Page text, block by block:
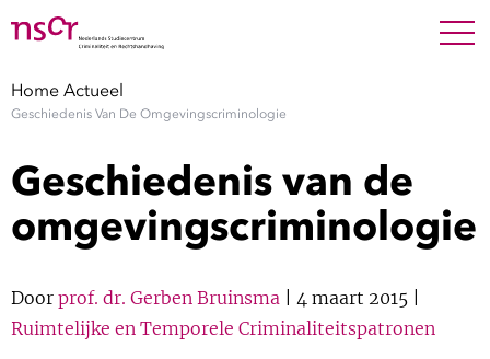
Medewerkers
Publicaties
Home Actueel
Geschiedenis Van De Omgevingscriminologie
Geschiedenis van de
omgevingscriminologie
Door prof. dr. Gerben Bruinsma | 4 maart 2015 |
Ruimtelijke en Temporele Criminaliteitspatronen